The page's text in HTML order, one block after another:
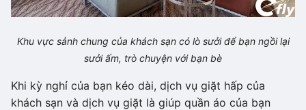
Khu vực sảnh chung của khách sạn có lò sưởi để bạn ngồi lại
sưởi ấm, trò chuyện với bạn bè
Khi kỳ nghỉ của bạn kéo dài, dịch vụ giặt hấp của
khách sạn và dịch vụ giặt là giúp quần áo của bạn